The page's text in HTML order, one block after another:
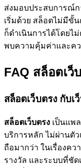
ส่งมอบประสบการณ์ก
เริ่มด้วย สล็อตไม่มีขั้
ก็ดำเนินการได้โดยไ
พบความคุ้มค่าและค
FAQ สล็อตเว็
สล็อตเว็บตรง กับเ
สล็อตเว็บตรง เป็นแพ
บริการหลัก ไม่ผ่านตั
ถือมากว่า ในเรื่องคว
รางวัล และระบบที่ชัด